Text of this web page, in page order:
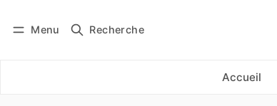
Menu Recherche
Accueil
Se connecter